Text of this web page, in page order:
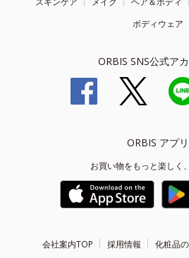
ボディウェア
ORBIS SNS公式ア
ORBIS アプリ
お買い物をもっと楽しく
会社案内TOP 採用情報 化粧品